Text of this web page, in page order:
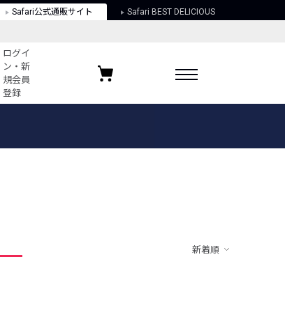
Safari公式通販サイト Safari BEST DELICIOUS
ログイ
ン・新
規会員
登録
お気に入りブランド
新着順